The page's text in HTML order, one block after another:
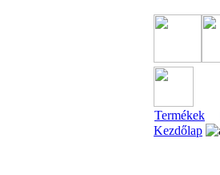
Termékek
Kezdőlap